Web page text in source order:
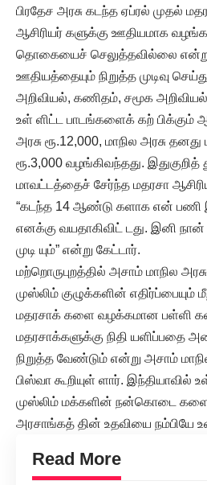
பிரதேச அரசு கடந்த ஏப்ரல் முதல்
ஆசிரியர் களுக்கு ஊதியமாக
தொகையைச் செலுத்தவில்லை
ஊதியத்தையும் நிறுத்த முடிவு
அறிவியல், கணிதம், சமூக
உள் ளிட்ட பாடங்களைக் கற் பிக்கும்
அரசு ரூ.12,000, மாநில அரசு தனது
ரூ.3,000 வழங்கிவந்தது. இதுகுறித்
மாவட்டத்தைச் சேர்ந்த மதரசா
“கடந்த 14 ஆண்டு களாக என் பணி
எனக்கு வயதாகிவிட் டது. இனி
முடி யும்” என்று கேட்டார்.
மற்றொருபுறத்தில் அசாம் மாநில
முஸ்லிம் குழுக்களின்
மதரசாக் களை வழக்கமான பள்ளி
மதரசாக்களுக்கு நிதி யளிப்பதை
நிறுத்த வேண்டும் என்று அசாம்
பிஸ்வா கூறியுள் ளார்.
முஸ்லிம் மக்களின் நன்கொடை களை
அரசாங்கத் தின் உதவியை நம்பியே
Read More